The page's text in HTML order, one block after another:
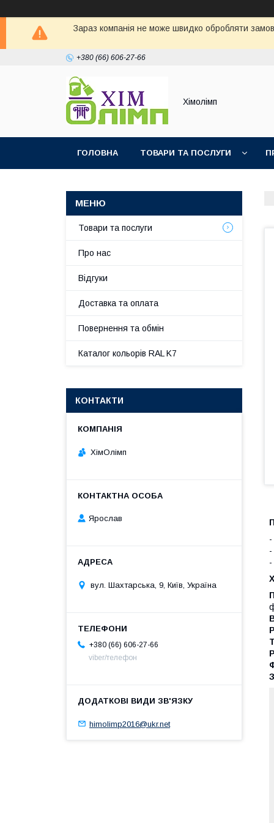
Зараз компанія не може швидко обробляти
+380 (66) 606-27-66
Хімолімп
ГОЛОВНА ТОВАРИ ТА ПОСЛУГИ
-
-
-
Товари та послуги
Про нас
Відгуки
Доставка та оплата
Повернення та обмін
Каталог кольорів RAL K7
КОНТАКТИ
ХімОлімп
Ярослав
вул. Шахтарська, 9, Київ, Україна
+380 (66) 606-27-66
viber/телефон
himolimp2016@ukr.net